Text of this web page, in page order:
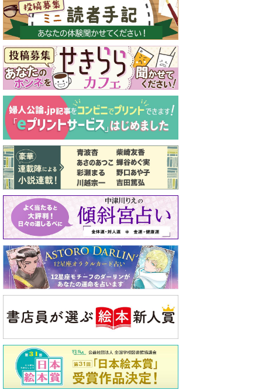
最新号 好評発売中！
実家の処分から終
の棲家までどうす
る？60代からの家
モンダイ
最新号
バックナンバー
注目トピ
娘が姑から「離婚しなさい」と言われま
した
同僚の心無い言葉に気持ちが折れた
ピアノの月謝、払うべき？
中央公論新社の本
52ヘルツのクジラたち
町田そのこ 著詳しくみる
インフォメーション